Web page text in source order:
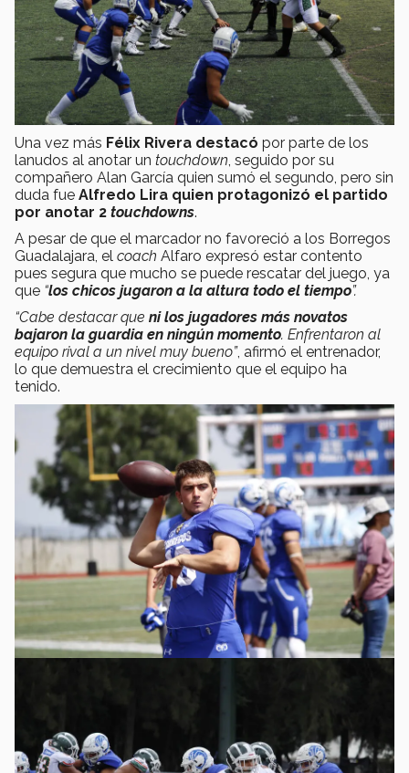
Una vez más Félix Rivera destacó por parte de los
lanudos al anotar un touchdown, seguido por su
compañero Alan García quien sumó el segundo, pero sin
duda fue Alfredo Lira quien protagonizó el partido
por anotar 2 touchdowns.
A pesar de que el marcador no favoreció a los Borregos
Guadalajara, el coach Alfaro expresó estar contento
pues segura que mucho se puede rescatar del juego, ya
que “los chicos jugaron a la altura todo el tiempo”.
“Cabe destacar que ni los jugadores más novatos
bajaron la guardia en ningún momento. Enfrentaron al
equipo rival a un nivel muy bueno”, afirmó el entrenador,
lo que demuestra el crecimiento que el equipo ha
tenido.